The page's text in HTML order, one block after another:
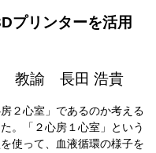
Dプリンターを活用
教諭 長田 浩貴
２心室」であるのか考える
。「２心房１心室」という
使って、血液循環の様子を